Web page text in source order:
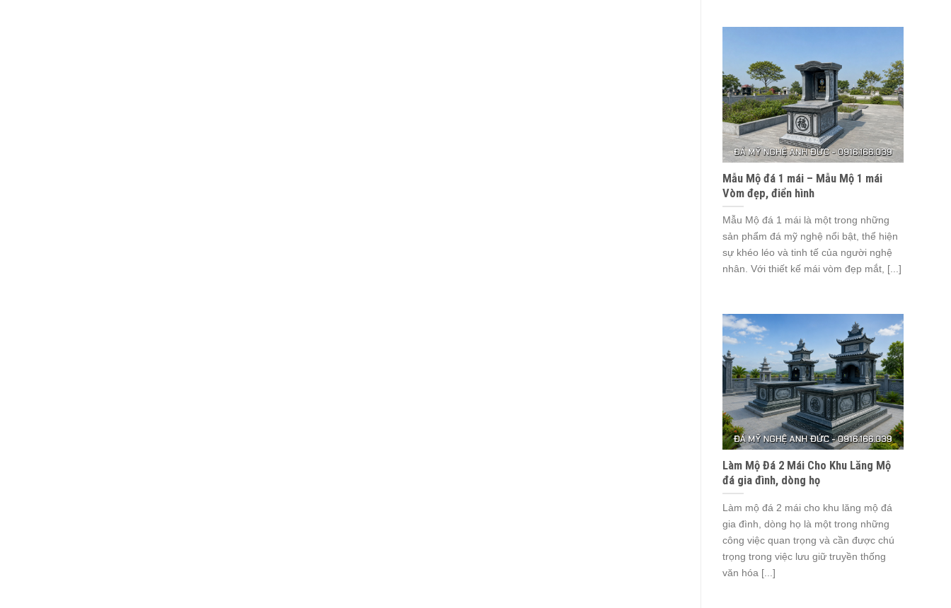
Mẫu Mộ đá 1 mái – Mẫu Mộ 1 mái
Vòm đẹp, điển hình
Mẫu Mộ đá 1 mái là một trong những
sản phẩm đá mỹ nghệ nổi bật, thể hiện
sự khéo léo và tinh tế của người nghệ
nhân. Với thiết kế mái vòm đẹp mắt, [...]
Làm Mộ Đá 2 Mái Cho Khu Lăng Mộ
đá gia đình, dòng họ
Làm mộ đá 2 mái cho khu lăng mộ đá
gia đình, dòng họ là một trong những
công việc quan trọng và cần được chú
trọng trong việc lưu giữ truyền thống
văn hóa [...]